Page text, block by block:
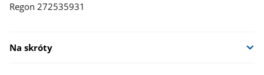
Regon 272535931
Na skróty